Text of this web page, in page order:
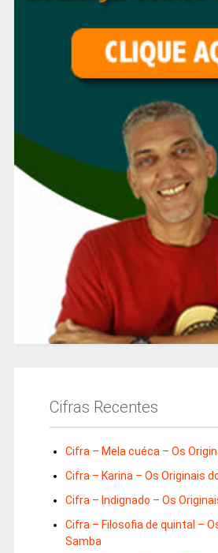
Cifras Recentes
Cifra – Mela cuéca – Os
Cifra – Karina – Os Originais
Cifra – Indignado – Os
Cifra – Filosofia de quintal –
Samba